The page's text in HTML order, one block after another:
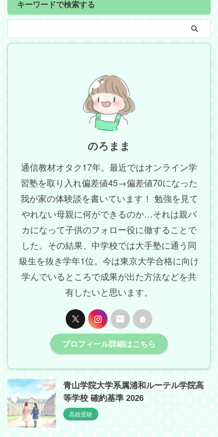
キーワードで検索する
のろまま
通信教材オタク17年。最近ではオンライン学
習塾を取り入れ偏差値45→偏差値70になった
我が家の体験談を書いています！ 勉強を見て
やれない母親に何ができるのか…それは親バ
カになって子供のフォロー役に徹することで
した。その結果、中学校では大手塾に通う同
級生を抜き学年1位。今は東京大学合格に向け
学んでいるところで成果が出た方法などを共
有したいと思います。
プロフィール詳細はこちら
青山学院大学系属浦和ルーテル学院高
等学校 確約基準 2026
高校受験